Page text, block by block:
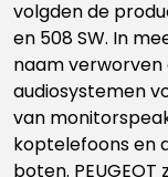
volgden de
en 508 SW. In
naam
audiosystemen
van
koptelefoons en
boten.